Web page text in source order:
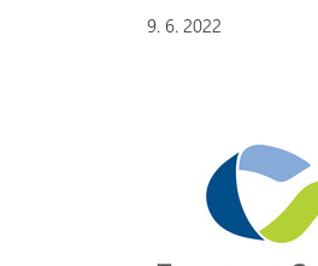
9. 6. 2022